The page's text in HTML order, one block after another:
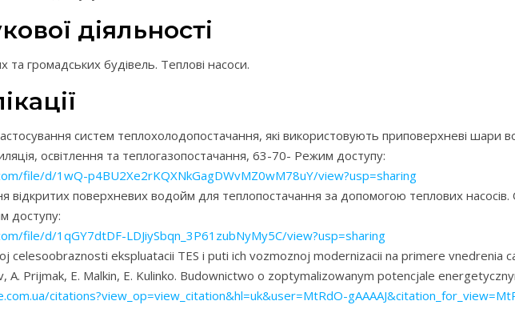
діяльності
та громадських будівель. Теплові насоси.
систем теплохолодопостачання, які використовують приповерхневі шари
освітлення та теплогазопостачання, 63-70- Режим доступу:
file/d/1wQ-p4BU2Xe2rKQXNkGagDWvMZ0wM78uY/view?usp=sharing
відкритих поверхневих водойм для теплопостачання за допомогою теплових
доступу:
file/d/1qGY7dtDF-LDJiySbqn_3P61zubNyMy5C/view?usp=sharing
celesoobraznosti ekspluatacii TES i puti ich vozmoznoj modernizacii na primere vnedrenia
A. Prijmak, E. Malkin, E. Kulinko. Budownictwo o zoptymalizowanym potencjale
citations?view_op=view_citation&hl=uk&user=MtRdO-